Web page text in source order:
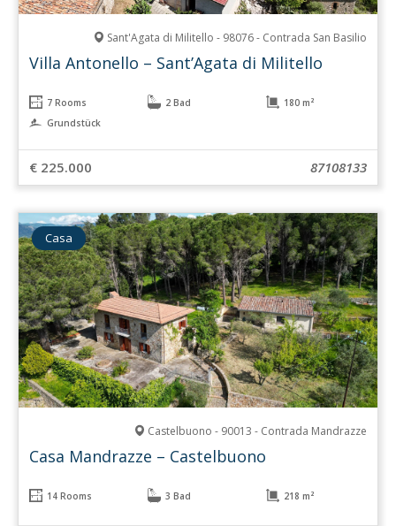
Sant'Agata di Militello - 98076 - Contrada San Basilio
Villa Antonello – Sant’Agata di Militello
7 Rooms 2 Bad
180 m²
Grundstück
€ 225.000 87108133
Casa
Castelbuono - 90013 - Contrada Mandrazze
Casa Mandrazze – Castelbuono
14 Rooms 3 Bad 218 m²